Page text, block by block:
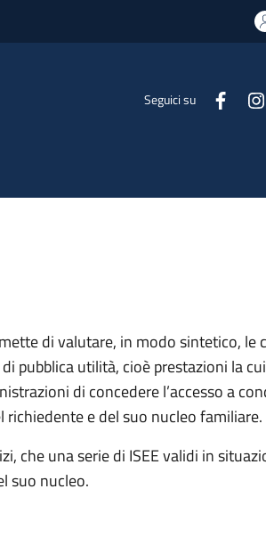
Seguici su
di valutare, in modo sintetico,
pubblica utilità, cioè prestazioni la
di concedere l’accesso a
e del suo nucleo familiare.
che una serie di ISEE validi in
suo nucleo.